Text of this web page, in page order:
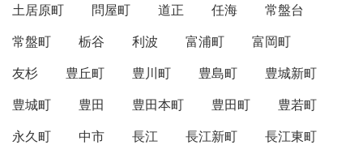
土居原町
問屋町 道正 任海
常盤台
常盤町
栃谷 利波 富浦町
富岡町
友杉
豊丘町 豊川町 豊島町
豊城新町
豊城町
豊田 豊田本町 豊田町
豊若町
永久町
中市 長江 長江新町
長江東町